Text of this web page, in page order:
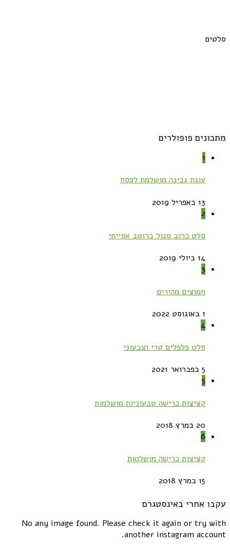
סלטים
מתכונים פופולרים
1
עוגת גבינה מושלמת לפסח
13 באפריל 2019
2
סלט כרוב סגול ברוטב אסייתי
14 ביולי 2019
3
חמוצים מהירים
1 באוגוסט 2022
4
סלט פלפלים טרי וצבעוני
5 בפברואר 2021
5
קציצות כרישה טבעוניות מושלמות
20 במרץ 2018
6
קציצות כרישה מושלמות
15 במרץ 2018
עקבו אחרי באינסטגרם
No any image found. Please check it again or try with
another instagram account.